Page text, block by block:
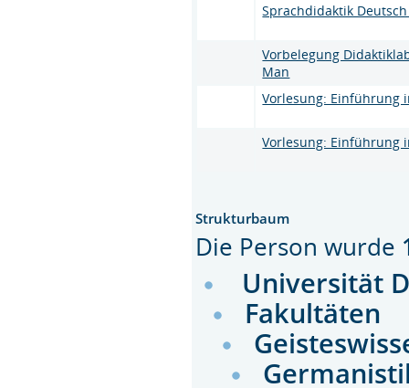
Sprachdidaktik Deutsch
Vorbelegung
Man
Vorlesung: Einführung
Vorlesung: Einführung
Strukturbaum
Die Person wurde
Universität
Fakultäten